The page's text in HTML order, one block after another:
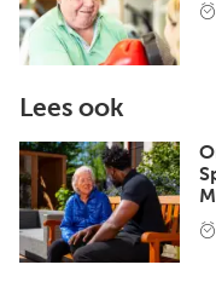
Lees ook